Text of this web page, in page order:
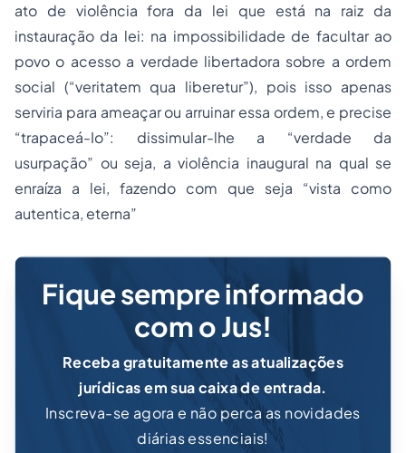
ato de violência fora da lei que está na raiz da
instauração da lei: na impossibilidade de facultar ao
povo o acesso a verdade libertadora sobre a ordem
social (“veritatem qua liberetur”), pois isso apenas
serviria para ameaçar ou arruinar essa ordem, e precise
“trapaceá-Io”: dissimular-lhe a “verdade da
usurpação” ou seja, a violência inaugural na qual se
enraíza a lei, fazendo com que seja “vista como
autentica, eterna”
Fique sempre informado
com o Jus!
Receba gratuitamente as atualizações
jurídicas em sua caixa de entrada.
Inscreva-se agora e não perca as novidades
diárias essenciais!